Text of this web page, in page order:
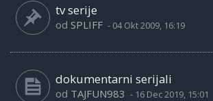
tv serije
od SPLIFF - 04 Okt 2009, 16:19
dokumentarni serijali
od TAJFUN983 - 16 Dec 2019, 15:01